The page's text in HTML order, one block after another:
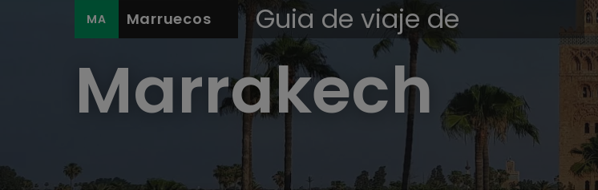
Marruecos Guia de viaje de
Marrakech